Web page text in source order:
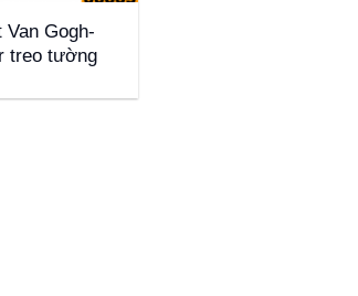
Van Gogh-
treo tường